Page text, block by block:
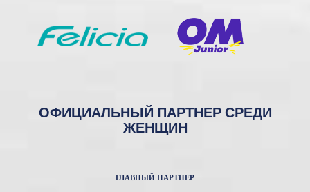
ОФИЦИАЛЬНЫЙ ПАРТНЕР СРЕДИ
ЖЕНЩИН
ГЛАВНЫЙ ПАРТНЕР